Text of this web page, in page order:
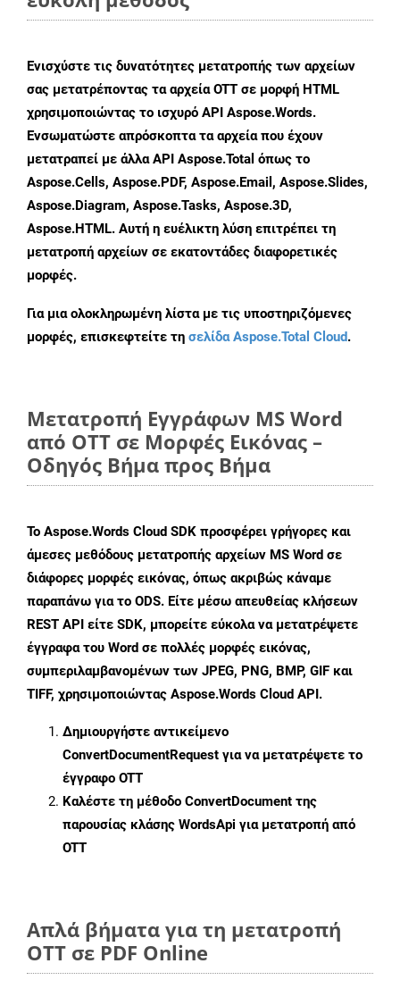
Ενισχύστε τις δυνατότητες μετατροπής των αρχείων
σας μετατρέποντας τα αρχεία OTT σε μορφή HTML
χρησιμοποιώντας το ισχυρό API Aspose.Words.
Ενσωματώστε απρόσκοπτα τα αρχεία που έχουν
μετατραπεί με άλλα API Aspose.Total όπως το
Aspose.Cells, Aspose.PDF, Aspose.Email, Aspose.Slides,
Aspose.Diagram, Aspose.Tasks, Aspose.3D,
Aspose.HTML. Αυτή η ευέλικτη λύση επιτρέπει τη
μετατροπή αρχείων σε εκατοντάδες διαφορετικές
μορφές.
Για μια ολοκληρωμένη λίστα με τις υποστηριζόμενες
μορφές, επισκεφτείτε τη σελίδα Aspose.Total Cloud.
Μετατροπή Εγγράφων MS Word
από OTT σε Μορφές Εικόνας –
Οδηγός Βήμα προς Βήμα
Το Aspose.Words Cloud SDK προσφέρει γρήγορες και
άμεσες μεθόδους μετατροπής αρχείων MS Word σε
διάφορες μορφές εικόνας, όπως ακριβώς κάναμε
παραπάνω για το ODS. Είτε μέσω απευθείας κλήσεων
REST API είτε SDK, μπορείτε εύκολα να μετατρέψετε
έγγραφα του Word σε πολλές μορφές εικόνας,
συμπεριλαμβανομένων των JPEG, PNG, BMP, GIF και
TIFF, χρησιμοποιώντας Aspose.Words Cloud API.
Δημιουργήστε αντικείμενο
ConvertDocumentRequest για να μετατρέψετε το
έγγραφο OTT
Καλέστε τη μέθοδο ConvertDocument της
παρουσίας κλάσης WordsApi για μετατροπή από
OTT
Απλά βήματα για τη μετατροπή
OTT σε PDF Online